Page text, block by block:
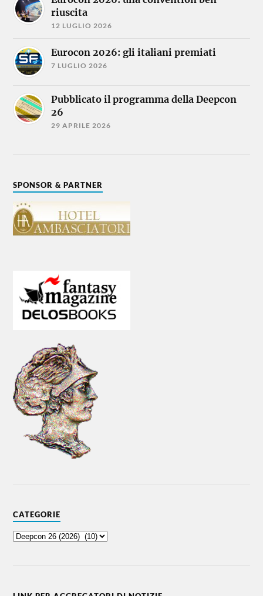
riuscita
12 LUGLIO 2026
Eurocon 2026: gli italiani premiati
7 LUGLIO 2026
Pubblicato il programma della Deepcon
26
29 APRILE 2026
SPONSOR & PARTNER
CATEGORIE